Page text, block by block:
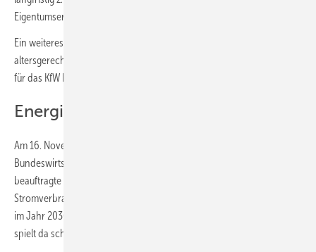
Eigentumserwerb unterstützen.“
Ein weiteres Versprechen: „Wir werden unseren Einsatz für
altersgerechtes Wohnen und Barriereabbau verstärken und die Mittel
für das KfW Programm auskömmlich aufstocken.“
Energieträger
Am 16. November 2021 hat der geschäftsführende
Bundeswirtschaftsminister Peter Altmaier eine von seinem Haus
beauftragte ausführliche Analyse zur Entwicklung des
Stromverbrauchs bis 2030 vorgelegt, die den Bruttostromverbrauch
im Jahr 2030 auf 658 TWh abschätzt. Der Ampel-Koalitionsvertrag
spielt da schon fast in einer anderen Liga: